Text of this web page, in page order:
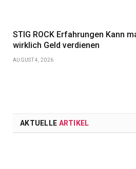
STIG ROCK Erfahrungen Kann
wirklich Geld verdienen
AUGUST 4, 2026
AKTUELLE ARTIKEL